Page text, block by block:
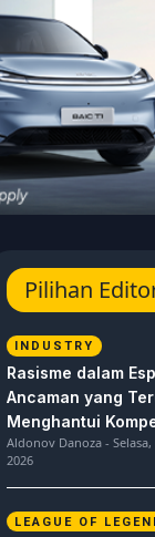
Pilihan
INDUSTRY
Rasisme dalam
Ancaman yang
Menghantui
Aldonov Danoza -
2026
LEAGUE OF